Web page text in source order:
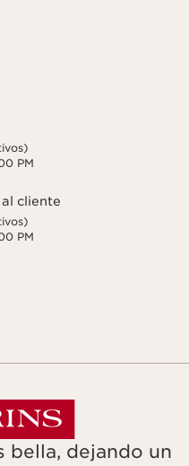
PM
cliente
PM
bella, dejando un